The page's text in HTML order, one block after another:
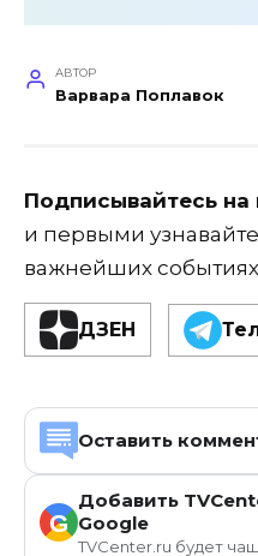
АВТОР
Варвара Поплавок
Подписывайтесь
и первыми
важнейших
ДЗЕН
Оставить
G
Добавить
Google
TVCenter.ru будет